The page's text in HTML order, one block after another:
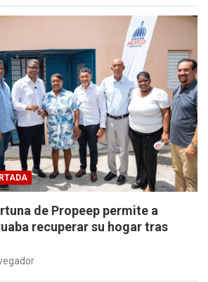
de Propeep permite a
recuperar su hogar tras